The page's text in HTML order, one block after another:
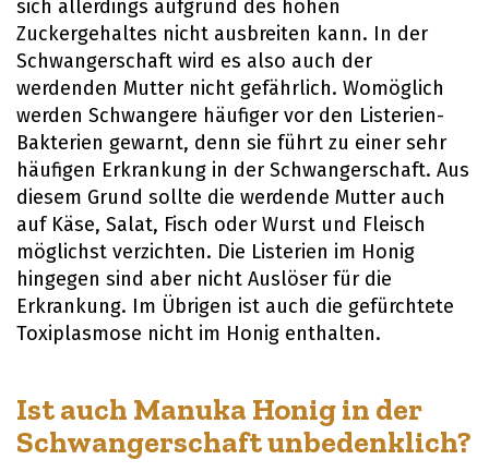
sich allerdings aufgrund des hohen
Zuckergehaltes nicht ausbreiten kann. In der
Schwangerschaft wird es also auch der
werdenden Mutter nicht gefährlich. Womöglich
werden Schwangere häufiger vor den Listerien-
Bakterien gewarnt, denn sie führt zu einer sehr
häufigen Erkrankung in der Schwangerschaft. Aus
diesem Grund sollte die werdende Mutter auch
auf Käse, Salat, Fisch oder Wurst und Fleisch
möglichst verzichten. Die Listerien im Honig
hingegen sind aber nicht Auslöser für die
Erkrankung. Im Übrigen ist auch die gefürchtete
Toxiplasmose nicht im Honig enthalten.
Ist auch Manuka Honig in der
Schwangerschaft unbedenklich?